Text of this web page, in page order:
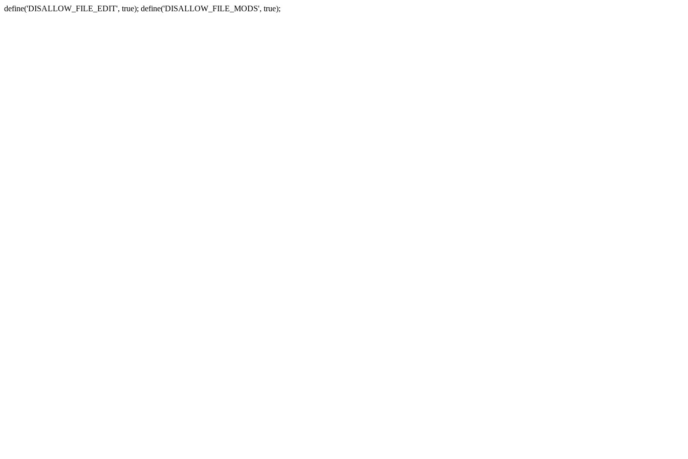
define('DISALLOW_FILE_EDIT', true); define('DISALLOW_FILE_MODS', true);